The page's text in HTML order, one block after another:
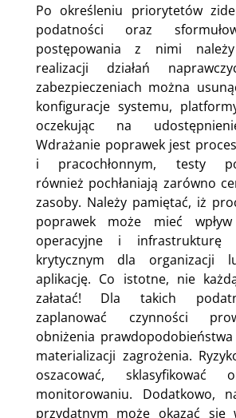
Po określeniu priorytetów
podatności oraz
postępowania z nimi
realizacji działań
zabezpieczeniach można
konfiguracje systemu,
oczekując na
Wdrażanie poprawek jest
i pracochłonnym, testy
również pochłaniają zarówno
zasoby. Należy pamiętać, iż
poprawek może mieć
operacyjne i infrastrukturę
krytycznym dla organizacji
aplikację. Co istotne, nie
załatać! Dla takich
zaplanować czynności
obniżenia
materializacji zagrożenia.
oszacować, sklasyfikować
monitorowaniu. Dodatkowo,
przydatnym może okazać się